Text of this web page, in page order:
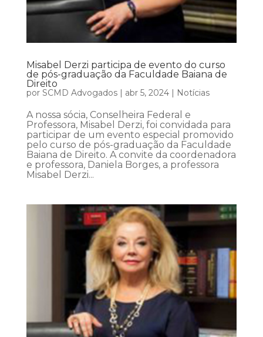
Misabel Derzi participa de evento do curso
de pós-graduação da Faculdade Baiana de
Direito
por SCMD Advogados| abr 5, 2024| Notícias
A nossa sócia, Conselheira Federal e
Professora, Misabel Derzi, foi convidada para
participar de um evento especial promovido
pelo curso de pós-graduação da Faculdade
Baiana de Direito. A convite da coordenadora
e professora, Daniela Borges, a professora
Misabel Derzi...